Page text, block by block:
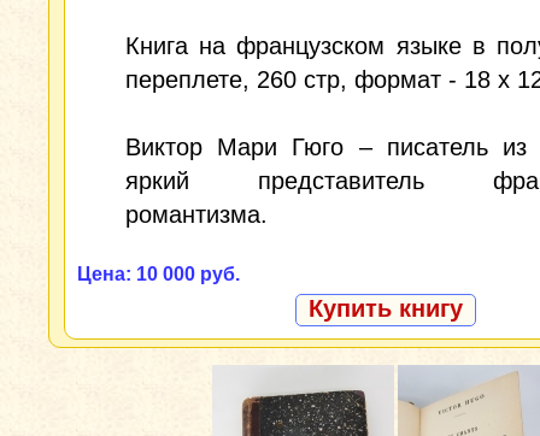
Книга на французском языке в
переплете, 260 стр, формат - 18 х
Виктор Мари Гюго – писатель из
яркий представитель
романтизма.
Цена: 10 000 руб.
Купить книгу